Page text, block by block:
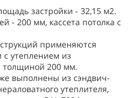
застройки - 32,15 м2.
- 200 мм, кассета потолка с
применяются
утеплением из
толщиной 200 мм.
выполнены из сэндвич-
утеплителя,